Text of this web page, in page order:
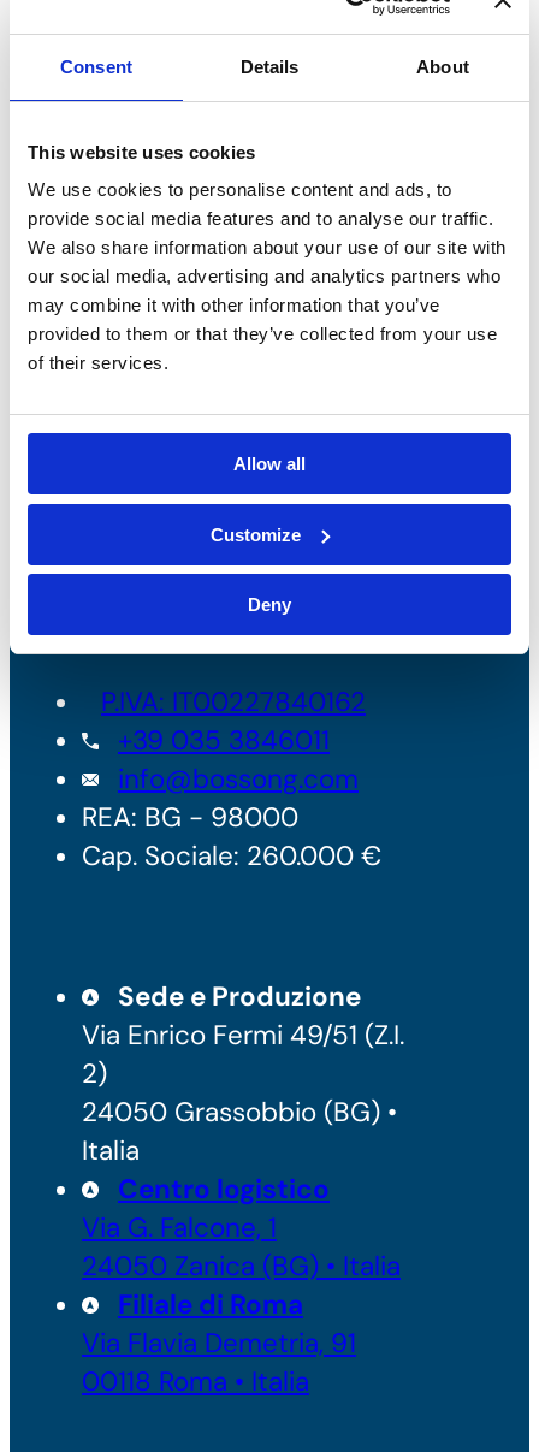
Consent Details About
This website uses cookies
We use cookies to personalise content and ads, to
provide social media features and to analyse our traffic.
We also share information about your use of our site with
our social media, advertising and analytics partners who
may combine it with other information that you’ve
provided to them or that they’ve collected from your use
of their services.
Allow all
Customize
Deny
Messaggio*
sulla privacy e di accettare il
trattamento dei dati personali*
Bossong S.p.A.
P.IVA: IT00227840162
+39 035 3846011
info@bossong.com
REA: BG - 98000
Cap. Sociale: 260.000 €
Sede e Produzione
Via Enrico Fermi 49/51 (Z.I.
2)
24050 Grassobbio (BG) •
Italia
Centro logistico
Via G. Falcone, 1
24050 Zanica (BG) • Italia
Filiale di Roma
Via Flavia Demetria, 91
00118 Roma • Italia